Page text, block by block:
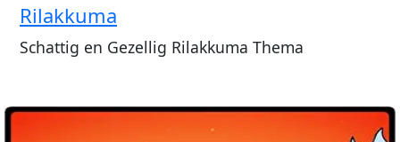
Rilakkuma
Schattig en Gezellig Rilakkuma Thema